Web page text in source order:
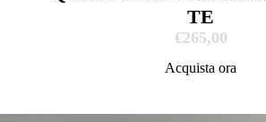
TE
€265,00
Acquista ora